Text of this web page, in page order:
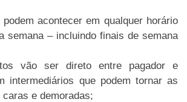
acontecer em qualquer horário
semana – incluindo finais de semana
vão ser direto entre pagador e
intermediários que podem tornar as
e demoradas;